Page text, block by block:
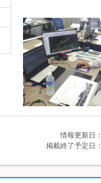
情報更新日：
掲載終了予定日：